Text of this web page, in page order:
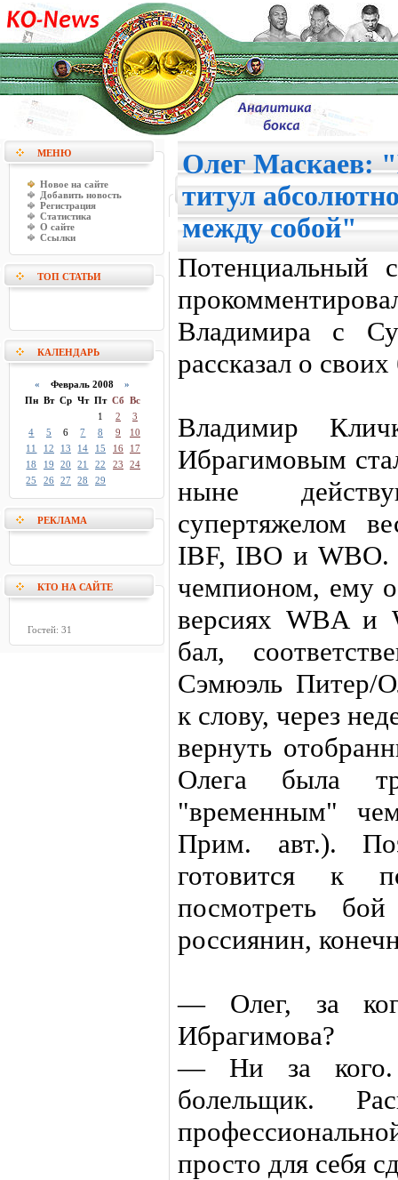
МЕНЮ
Новое на сайте
Добавить новость
Регистрация
Статистика
О сайте
Ссылки
ТОП СТАТЬИ
КАЛЕНДАРЬ
« Февраль 2008»
Пн Вт Ср Чт Пт Сб Вс
1
2
3
4
5 6 7 8 9
10
11
12 13 14 15 16
17
18
19 20 21 22 23
24
25
26 27 28 29
РЕКЛАМА
КТО НА САЙТЕ
Гостей: 31
Олег Маскаев:
титул
между собой"
Потенциальный
Владимира с
рассказал о
Владимир
Ибрагимовым
ныне
супертяжелом
IBF, IBO и WBO.
чемпионом, ему
версиях WBA и
бал,
Сэмюэль Питер/
к слову, через
вернуть
Олега была
"временным"
Прим. авт.).
готовится к
посмотреть
россиянин,
— Олег, за
Ибрагимова?
— Ни за кого.
болельщик.
просто для себя